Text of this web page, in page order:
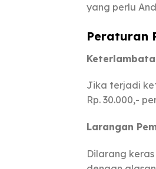
yang perlu
Peraturan
Jika terjadi
Rp. 30.000,-
Larangan
Dilarang